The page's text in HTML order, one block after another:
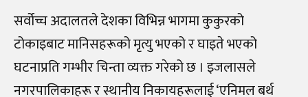
सर्वोच्च अदालतले देशका विभिन्न भागमा कुकुरको
टोकाइबाट मानिसहरूको मृत्यु भएको र घाइते भएको
घटनाप्रति गम्भीर चिन्ता व्यक्त गरेको छ । इजलासले
नगरपालिकाहरू र स्थानीय निकायहरूलाई ‘एनिमल बर्थ